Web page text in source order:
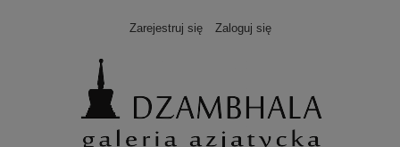
Zarejestruj się Zaloguj się